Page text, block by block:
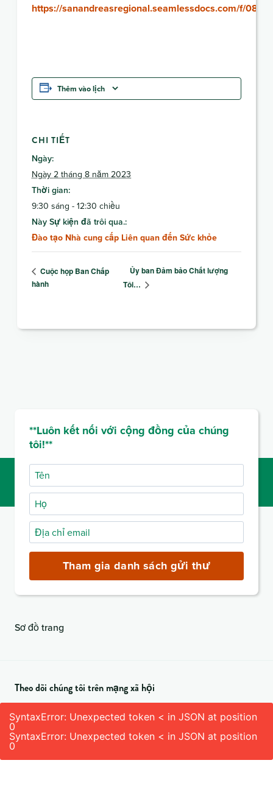
https://sanandreasregional.seamlessdocs.com/f/
Thêm vào lịch
CHI TIẾT
Ngày:
Ngày 2 tháng 8 năm 2023
Thời gian:
9:30 sáng - 12:30 chiều
Này Sự kiện đã trôi qua.:
Đào tạo Nhà cung cấp Liên quan đến Sức khỏe
Cuộc họp Ban Chấp
hành
Ủy ban Đảm bảo Chất lượng
Tôi…
**Luôn kết nối với cộng đồng của chúng
tôi!**
Tên
Họ
Địa
chỉ
(bắt
buộc)
Tham gia danh sách gửi thư
Sơ đồ trang
Theo dõi chúng tôi trên mạng xã hội
SyntaxError: Unexpected token < in JSON at position
0
SyntaxError: Unexpected token < in JSON at position
0